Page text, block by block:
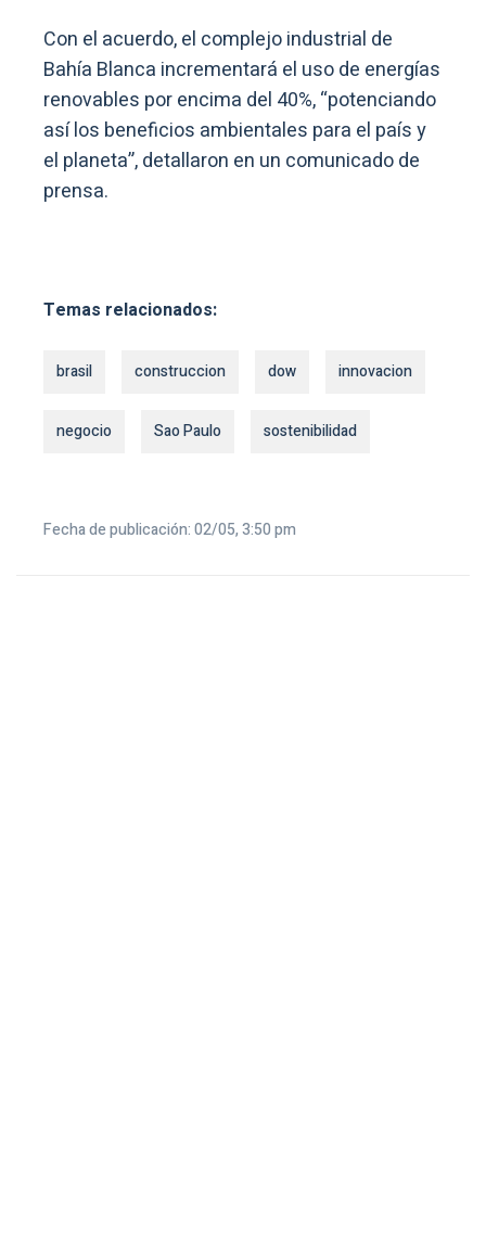
Con el acuerdo, el complejo industrial de
Bahía Blanca incrementará el uso de energías
renovables por encima del 40%, “potenciando
así los beneficios ambientales para el país y
el planeta”, detallaron en un comunicado de
prensa.
Temas relacionados:
brasil construccion dow innovacion
negocio Sao Paulo sostenibilidad
Fecha de publicación: 02/05, 3:50 pm